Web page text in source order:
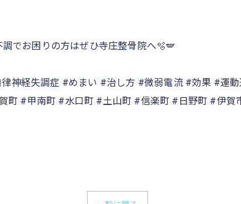
でお困りの方はぜひ寺庄整骨院へ🫧🪽
神経失調症 #めまい #治し方 #微弱電流 #効果 #運
町 #甲南町 #水口町 #土山町 #信楽町 #日野町 #伊賀